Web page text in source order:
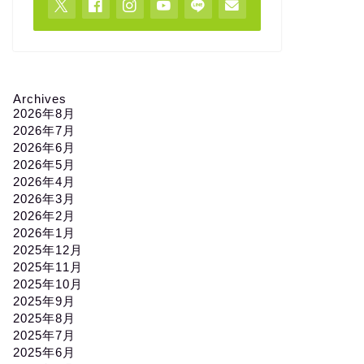
Archives
2026年8月
2026年7月
2026年6月
2026年5月
2026年4月
2026年3月
2026年2月
2026年1月
2025年12月
2025年11月
2025年10月
2025年9月
2025年8月
2025年7月
2025年6月